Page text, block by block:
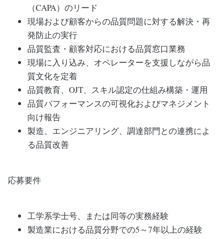
（CAPA）のリード
現場および顧客からの品質問題に対する解決・再
発防止の実行
品質監査・顧客対応における品質窓口業務
現場に入り込み、オペレーターを支援しながら品
質文化を定着
品質教育、OJT、スキル認定の仕組み構築・運用
品質パフォーマンスの可視化およびマネジメント
向け報告
製造、エンジニアリング、調達部門との連携によ
る品質改善
応募要件
工学系学士号、または同等の実務経験
製造業における品質分野での5～7年以上の経験